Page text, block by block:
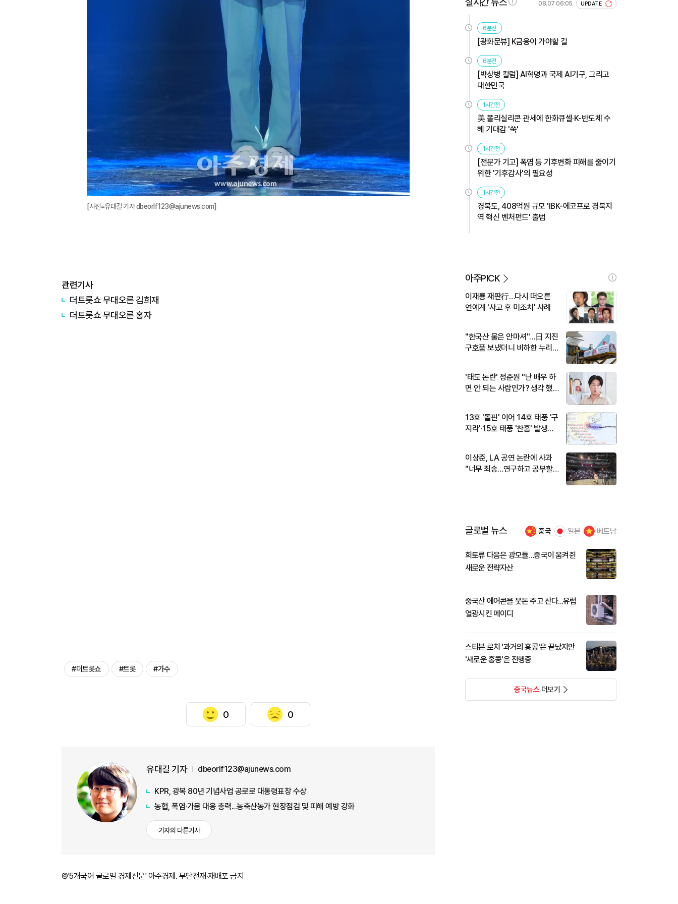
[사진=유대길 기자 dbeorlf123@ajunews.com]
관련기사
더트롯쇼 무대오른 김희재
더트롯쇼 무대오른 홍자
#더트롯쇼 #트롯 #가수
0 0
유대길 기자 dbeorlf123@ajunews.com
KPR, 광복 80년 기념사업 공로로 대통령표창 수상
농협, 폭염·가뭄 대응 총력...농축산농가 현장점검 및 피해 예방 강화
기자의 다른기사
©'5개국어 글로벌 경제신문' 아주경제. 무단전재·재배포 금지
08.07 06:05 UPDATE
6분전
[광화문뷰] K금융이 가야할 길
6분전
[박상병 칼럼] AI혁명과 국제 AI기구, 그리고
대한민국
1시간전
美 폴리실리콘 관세에 한화큐셀·K-반도체 수
혜 기대감 '쑥'
1시간전
[전문가 기고] 폭염 등 기후변화 피해를 줄이기
위한 '기후감사'의 필요성
1시간전
경북도, 408억원 규모 'IBK-에코프로 경북지
역 혁신 벤처펀드' 출범
아주PICK
이재룡 재판行…다시 떠오른
연예계 '사고 후 미조치' 사례
"한국산 물은 안마셔"…日 지진
구호품 보냈더니 비하한 누리
'태도 논란' 정준원 "난 배우 하
면 안 되는 사람인가? 생각 했
13호 '돌핀' 이어 14호 태풍 '구
지라'·15호 태풍 '찬홈' 발생…
이상준, LA 공연 논란에 사과
"너무 죄송…연구하고 공부할
글로벌 뉴스 중국 일본 베트남
희토류 다음은 광모듈…중국이 움켜쥔
새로운 전략자산
중국산 에어콘을 웃돈 주고 산다...유럽
열광시킨 메이디
스티븐 로치 '과거의 홍콩'은 끝났지만
'새로운 홍콩'은 진행중
중국뉴스더보기